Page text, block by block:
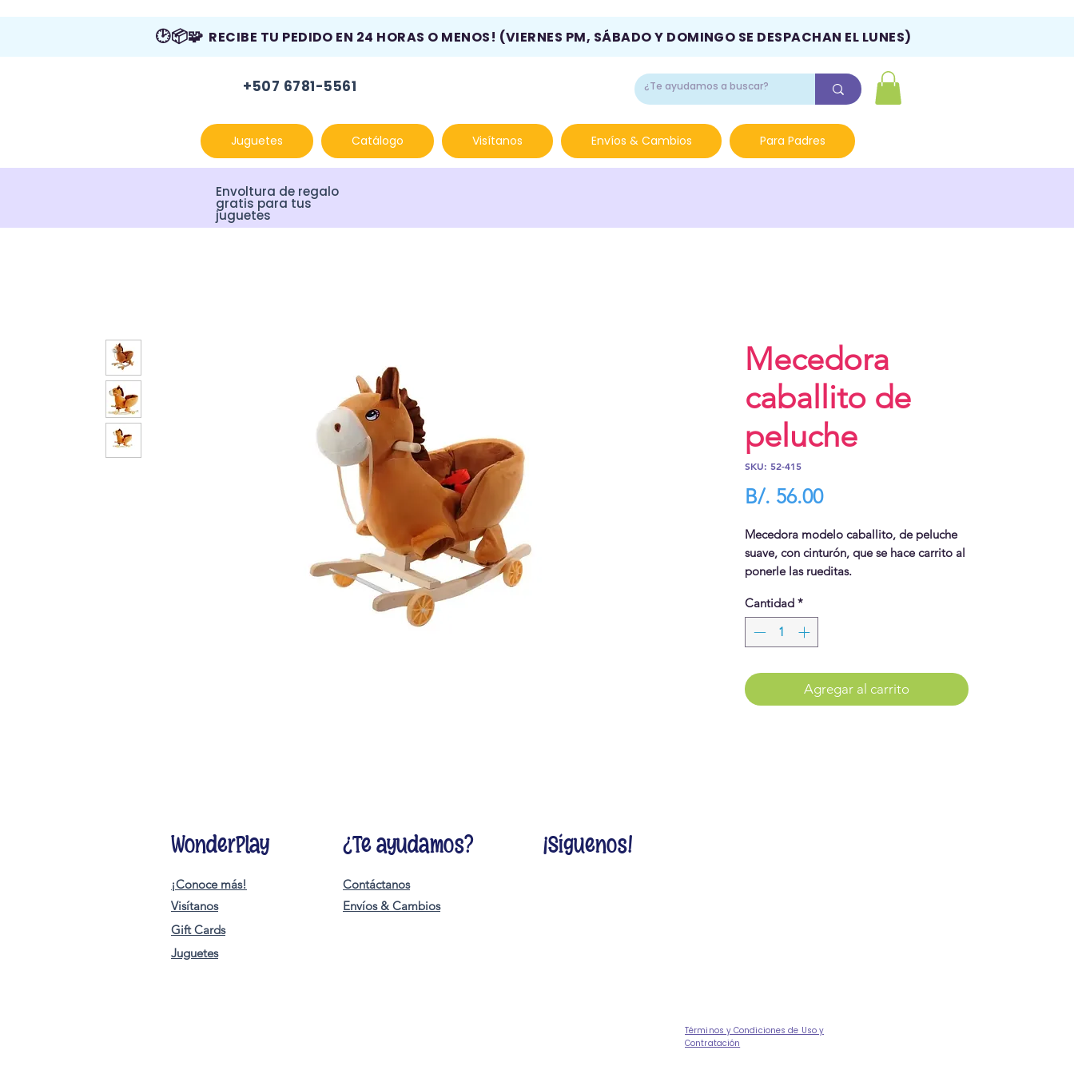
🕑📦🧩 RECIBE TU PEDIDO EN 24 HORAS O MENOS! (VIERNES PM, SÁBADO Y DOMINGO SE DESPACHAN EL LUNES)
+507 6781-5561
Juguetes Catálogo Visítanos Envíos & Cambios Para Padres
Envoltura de regalo
gratis para tus
juguetes
Mecedora
caballito de
peluche
SKU: 52-415
B/. 56.00Precio
Mecedora modelo caballito, de peluche
suave, con cinturón, que se hace carrito al
ponerle las rueditas.
Cantidad *
Agregar al carrito
WonderPlay
¡Conoce más!
Visítanos
¿Te ayudamos?
Contáctanos
¡Síguenos!
Envíos & Cambios
Gift Cards
Juguetes
Términos y Condiciones de Uso y
Contratación